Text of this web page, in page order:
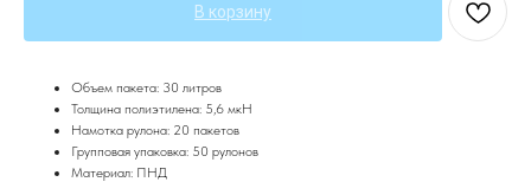
В корзину
Объем пакета: 30 литров
Толщина полиэтилена: 5,6 мкН
Намотка рулона: 20 пакетов
Групповая упаковка: 50 рулонов
Материал: ПНД